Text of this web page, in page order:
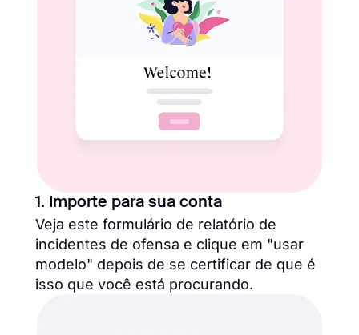
1. Importe para sua conta
Veja este formulário de relatório de
incidentes de ofensa e clique em "usar
modelo" depois de se certificar de que é
isso que você está procurando.